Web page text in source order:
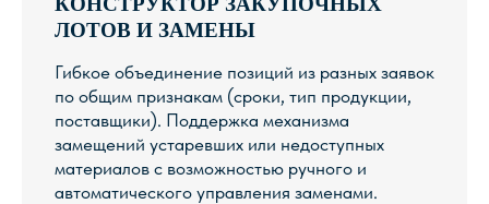
ЛОТОВ И ЗАМЕНЫ
Гибкое объединение позиций из разных заявок
по общим признакам (сроки, тип продукции,
поставщики). Поддержка механизма
замещений устаревших или недоступных
материалов с возможностью ручного и
автоматического управления заменами.